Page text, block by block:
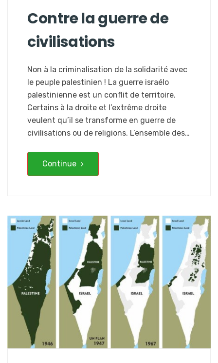
Contre la guerre de
civilisations
Non à la criminalisation de la solidarité avec
le peuple palestinien ! La guerre israélo
palestinienne est un conflit de territoire.
Certains à la droite et l’extrême droite
veulent qu’il se transforme en guerre de
civilisations ou de religions. L’ensemble des…
Continue